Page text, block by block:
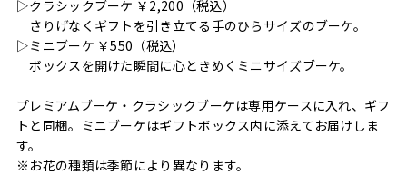
▷クラシックブーケ ￥2,200（税込）
さりげなくギフトを引き立てる手のひらサイズのブーケ。
▷ミニブーケ ￥550（税込）
ボックスを開けた瞬間に心ときめくミニサイズブーケ。
プレミアムブーケ・クラシックブーケは専用ケースに入れ、ギフ
トと同梱。ミニブーケはギフトボックス内に添えてお届けしま
す。
※お花の種類は季節により異なります。